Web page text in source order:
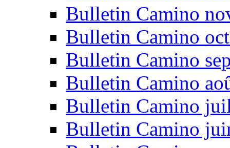
Bulletin Camino
Bulletin Camino
Bulletin Camino
Bulletin Camino
Bulletin Camino
Bulletin Camino